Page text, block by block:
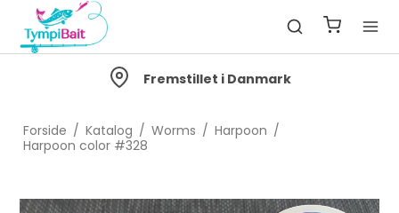
Fremstillet i Danmark
Forside / Katalog / Worms / Harpoon /
Harpoon color #328